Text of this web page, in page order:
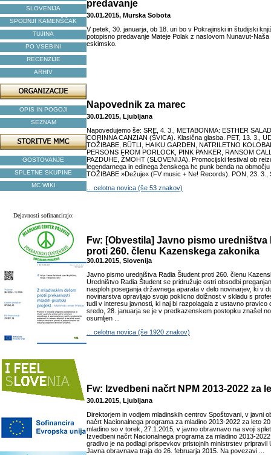
SLOVENIJA
SPODNJI KAMENŠČAK
TUJINA
PO VSEBINI
RECENZIJE
ARHIV
OPIS IN POGOJI
SEZNAM
GOSTOVANJE
SPLETNE SKUPINE
MC WIKI
Dejavnosti sofinancirajo:
predavanje
30.01.2015, Murska Sobota
V petek, 30. januarja, ob 18. uri bo v Pokrajinski in študijski
potopisno predavanje Mateje Polak z naslovom Nunavut-Naša
eskimsko.
Napovednik za marec
30.01.2015, Ljubljana
Napovedujemo še: SRE, 4. 3., METABONMA: ESTHER
CORINNA CANZIAN (ŠVICA). Klasična glasba. PET, 13. 3.,
TOŽIBABE, BÜTLI, HAIKU GARDEN, NATRILETNO
PERSONS FROM PORLOCK, PINK PANKER, RANSOM
PAZDUHE, ŽMOHT (SLOVENIJA). Promocijski festival ob
legendarnega in edinega ženskega hc punk benda na
TOŽIBABE »Dežuje« (FV music + Ne! Records). PON, 23. 3.,
... celotna novica (še 53 znakov)
Fw: [Obvestila] Javno pismo uredništva
proti 260. členu Kazenskega zakonika
30.01.2015, Slovenija
Javno pismo uredništva Radia Študent proti 260. členu
Uredništvo Radia Študent se pridružuje ostri obsodbi
nasploh poseganja državnega aparata v delo novinarjev, ki v
novinarstva opravljajo svojo poklicno dolžnost v skladu s
tudi v interesu javnosti, ki naj bi razpolagala z ustavno pravico
sredo, 28. januarja se je v predkazenskem postopku znašel
osumljen ...
... celotna novica (še 1920 znakov)
Fw: Izvedbeni načrt NPM 2013-2022 za
30.01.2015, Ljubljana
Direktorjem in vodjem mladinskih centrov Spoštovani, v javni
načrt Nacionalnega programa za mladino 2013-2022 za leto
mladino so v torek, 27.1.2015, v javno obravnavo na svoji
Izvedbeni načrt Nacionalnega programa za mladino 2013-
gradivo je na podlagi prispevkov pristojnih ministrstev pripravil
Javna obravnava traja do 26. februarja 2015. Na povezavi ...